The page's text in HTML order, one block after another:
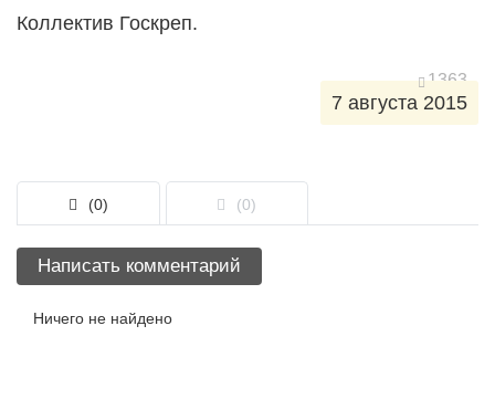
Коллектив Госкреп.
1363
7 августа 2015
(0) (0)
Написать комментарий
Ничего не найдено